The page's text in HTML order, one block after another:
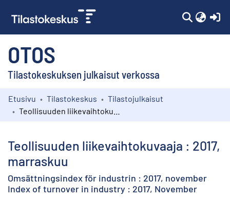
OTOS
Tilastokeskuksen julkaisut verkossa
Kokoelmat
Etusivu Tilastokeskus
Tilastojulkaisut
Teollisuuden liikevaihtokuvaaja : 2017,
marraskuu
Omsättningsindex för industrin : 2017, november
Index of turnover in industry : 2017, November